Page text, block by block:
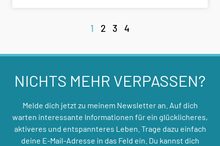
1 2 3 4
NICHTS MEHR VERPASSEN?
Melde dich jetzt zu meinem Newsletter an. Auf dich
warten interessante Informationen für ein glücklicheres,
aktiveres und entspannteres Leben. Trage dazu einfach
deine E-Mail-Adresse in das Feld ein. Du kannst dich